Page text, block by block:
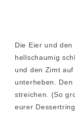
Die Eier und
hellschaumig
und den Zimt
unterheben.
streichen. (So
eurer